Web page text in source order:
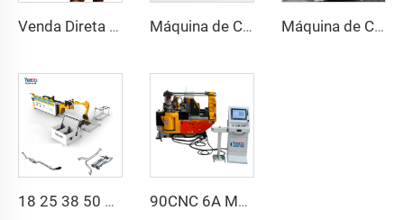
Venda Direta de Fábrica Dobra de Cabeça Dupla Automática Hidráulica Dobra de Tubo em Aço Carbono Máquina de Dobrar Tubos e Tubos Máquina de Curvar Tubos de Série CNC Automática Totalmente Elétrica Rotativa Bidirecional para Tubos de Aço e Metal Máquina de Curvatura de Tubos CNC Automática com Braços Duplos Sistema de Conformação Bidirecional Simultânea para Canos de Escapamento e Corrimãos
18 25 38 50 CNC 4A 2S Máquina de Curvir Tubos Automática e Máquinas de Curvir Tubos de Aço Preço com Empurrão 1 Polegada 2 Polegadas 3 Polegadas Linha 90CNC 6A MS Máquina de Curvar Tubos CNC Ferro Tubulação Quadrada com Motor para Alumínio e Aço Inoxidável Tubos de Cobre